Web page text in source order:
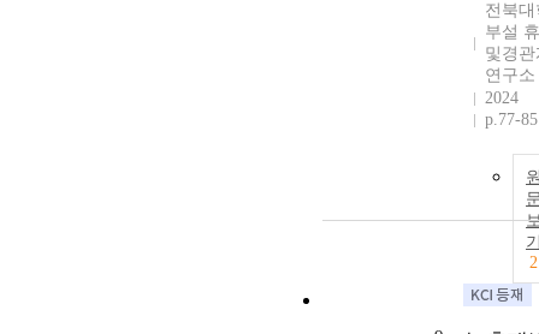
전북
부설
및경
연구소
2024
p.77-85
2